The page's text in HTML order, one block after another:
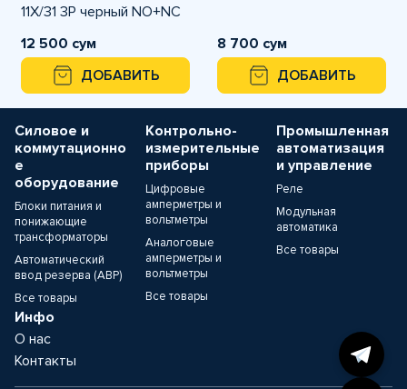
11X/31 3P черный NO+NC
12 500 сум
ДОБАВИТЬ
8 700 сум
ДОБАВИТЬ
Силовое и
коммутационно
е
оборудование
Блоки питания и
понижающие
трансформаторы
Автоматический
ввод резерва (АВР)
Все товары
Контрольно-
измерительные
приборы
Цифровые
амперметры и
вольтметры
Аналоговые
амперметры и
вольтметры
Все товары
Промышленная
автоматизация
и управление
Реле
Модульная
автоматика
Все товары
Инфо
О нас
Контакты